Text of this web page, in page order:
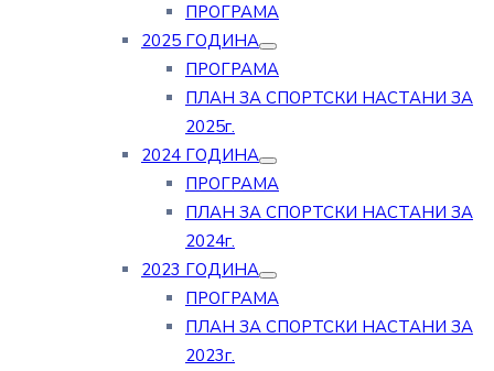
ПРОГРАМА
2025 ГОДИНА
ПРОГРАМА
ПЛАН ЗА СПОРТСКИ НАСТАНИ ЗА
2025г.
2024 ГОДИНА
ПРОГРАМА
ПЛАН ЗА СПОРТСКИ НАСТАНИ ЗА
2024г.
2023 ГОДИНА
ПРОГРАМА
ПЛАН ЗА СПОРТСКИ НАСТАНИ ЗА
2023г.